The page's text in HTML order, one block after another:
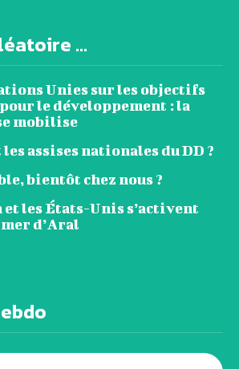
...
Unies sur les objectifs
le développement : la
mobilise
assises nationales du DD ?
bientôt chez nous ?
et les États-Unis s’activent
d’Aral